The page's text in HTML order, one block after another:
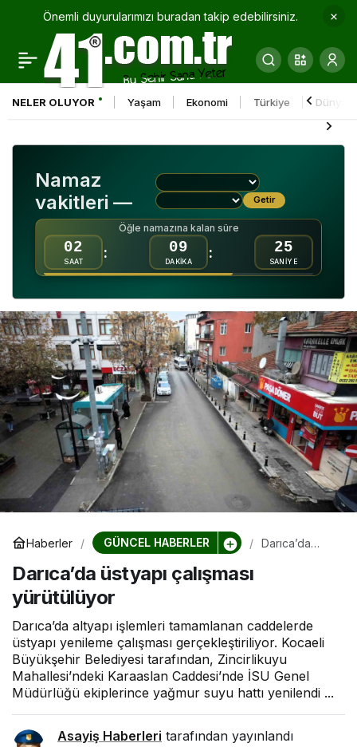
Önemli duyurularımızı buradan takip edebilirsiniz.
NELER OLUYOR Yaşam Ekonomi Türkiye Dünya
Namaz
vakitleri —
Getir
Öğle namazına kalan süre
02
SAAT
: 09
DAKİKA
: 24
SANİYE
Haberler GÜNCEL HABERLER
Darıca’da
Darıca’da üstyapı çalışması
yürütülüyor
Darıca’da altyapı işlemleri tamamlanan caddelerde
üstyapı yenileme çalışması gerçekleştiriliyor. Kocaeli
Büyükşehir Belediyesi tarafından, Zincirlikuyu
Mahallesi’ndeki Karaaslan Caddesi’nde İSU Genel
Müdürlüğü ekiplerince yağmur suyu hattı yenilendi ...
Asayiş Haberleri tarafından yayınlandı
Gonca Engelsiz Yaşam
Merkezi 6 ayda 961
kişiye hizmet verdi
0 Paylaş